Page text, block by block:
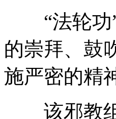
“法轮功”
的崇拜、鼓
施严密的精
该邪教组